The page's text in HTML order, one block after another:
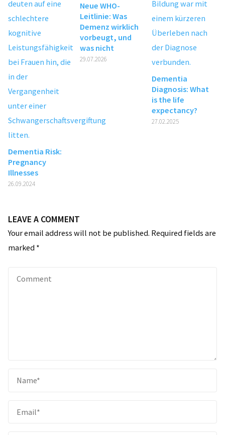
Dementia Risk:
Pregnancy
Illnesses
26.09.2024
Neue WHO-
Leitlinie: Was
Demenz wirklich
vorbeugt, und
was nicht
29.07.2026
Dementia
Diagnosis: What
is the life
expectancy?
27.02.2025
LEAVE A COMMENT
Your email address will not be published. Required fields are
marked *